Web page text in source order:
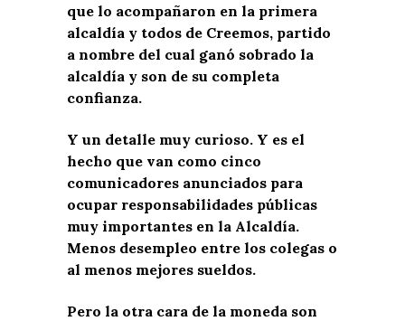
que lo acompañaron en la primera
alcaldía y todos de Creemos, partido
a nombre del cual ganó sobrado la
alcaldía y son de su completa
confianza.
Y un detalle muy curioso. Y es el
hecho que van como cinco
comunicadores anunciados para
ocupar responsabilidades públicas
muy importantes en la Alcaldía.
Menos desempleo entre los colegas o
al menos mejores sueldos.
Pero la otra cara de la moneda son